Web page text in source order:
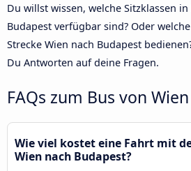
Du willst wissen, welche Sitzklassen
Budapest verfügbar sind? Oder
Strecke Wien nach Budapest
Du Antworten auf deine Fragen.
FAQs zum Bus von
Wie viel kostet eine Fahrt mit
Wien nach Budapest?